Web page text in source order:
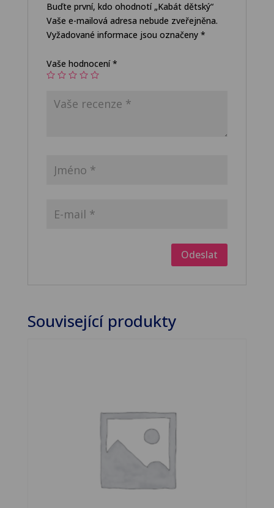
Buďte první, kdo ohodnotí „Kabát dětský“
Vaše e-mailová adresa nebude zveřejněna.
Vyžadované informace jsou označeny *
Vaše hodnocení*
Související produkty